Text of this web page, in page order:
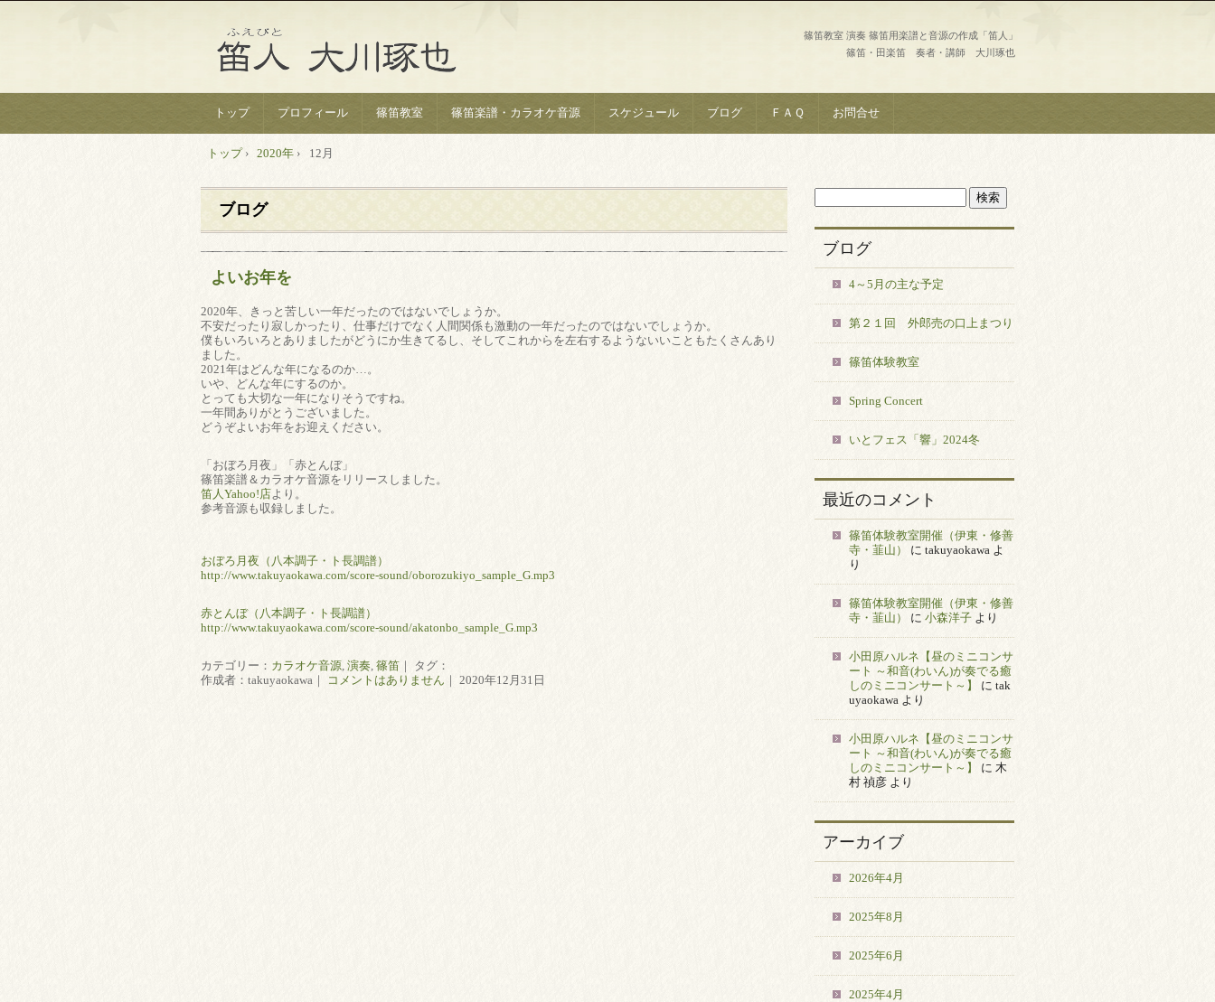
篠笛教室 演奏 篠笛用楽譜と音源の作成「笛人」
篠笛・田楽笛 奏者・講師 大川琢也
トップ プロフィール 篠笛教室 篠笛楽譜・カラオケ音源 スケジュール ブログ ＦＡＱ お問合せ
トップ› 2020年 › 12月
ブログ
よいお年を
2020年、きっと苦しい一年だったのではないでしょうか。
不安だったり寂しかったり、仕事だけでなく人間関係も激動の一年だったのではないでしょうか。
僕もいろいろとありましたがどうにか生きてるし、そしてこれからを左右するようないいこともたくさんあり
ました。
2021年はどんな年になるのか…。
いや、どんな年にするのか。
とっても大切な一年になりそうですね。
一年間ありがとうございました。
どうぞよいお年をお迎えください。
「おぼろ月夜」「赤とんぼ」
篠笛楽譜＆カラオケ音源をリリースしました。
笛人Yahoo!店より。
参考音源も収録しました。
おぼろ月夜（八本調子・ト長調譜）
http://www.takuyaokawa.com/score-sound/oborozukiyo_sample_G.mp3
赤とんぼ（八本調子・ト長調譜）
http://www.takuyaokawa.com/score-sound/akatonbo_sample_G.mp3
カテゴリー： カラオケ音源, 演奏, 篠笛 ｜ タグ：
作成者：takuyaokawa｜
コメントはありません ｜ 2020年12月31日
ブログ
4～5月の主な予定
第２１回 外郎売の口上まつり
篠笛体験教室
Spring Concert
いとフェス「響」2024冬
最近のコメント
篠笛体験教室開催（伊東・修善
寺・韮山）
に takuyaokawa よ
り
篠笛体験教室開催（伊東・修善
寺・韮山）
に 小森洋子 より
小田原ハルネ【昼のミニコンサ
ート ～和音(わいん)が奏でる癒
しのミニコンサート～】
に tak
uyaokawa より
小田原ハルネ【昼のミニコンサ
ート ～和音(わいん)が奏でる癒
しのミニコンサート～】
に 木
村 禎彦 より
アーカイブ
2026年4月
2025年8月
2025年6月
2025年4月